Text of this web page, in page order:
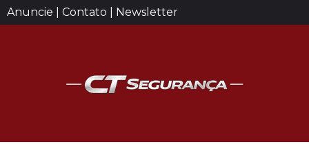
Anuncie | Contato | Newsletter